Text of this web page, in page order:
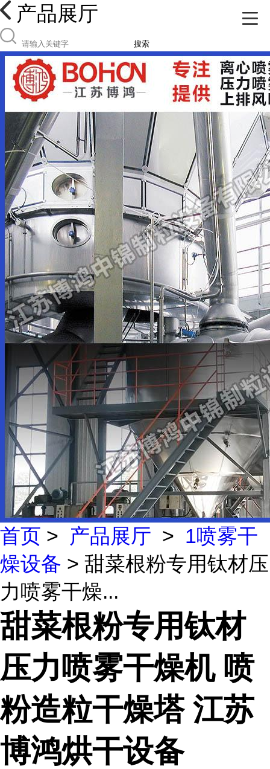
产品展厅
搜索
首页 > 产品展厅 > 1喷雾干
燥设备 > 甜菜根粉专用钛材压
力喷雾干燥...
甜菜根粉专用钛材
压力喷雾干燥机 喷
粉造粒干燥塔 江苏
博鸿烘干设备